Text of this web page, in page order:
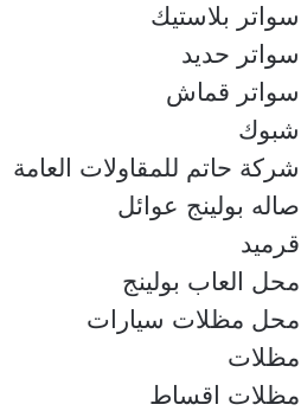
سواتر بلاستيك
سواتر حديد
سواتر قماش
شبوك
شركة حاتم للمقاولات العامة
صاله بولينج عوائل
قرميد
محل العاب بولينج
محل مظلات سيارات
مظلات
مظلات اقساط